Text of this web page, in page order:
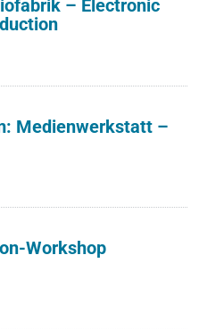
– Electronic
Medienwerkstatt –
Workshop